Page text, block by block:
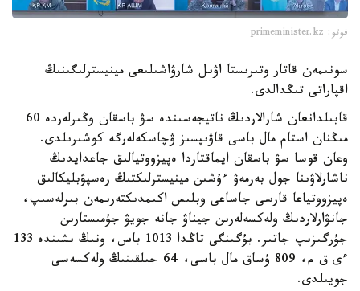
فوتو: primeminister.kz
سونىمەن قاتار وتىرىستا اۋىل شارۋاشىلىعى مينيسترلىگىنىڭ
اقپاراتى تىڭدالدى.
قابىلدانعان شارالاردىڭ ناتيجەسىندە سۋ باسقان وڭىرلەردە 60
مىڭنان استام مال باسى قاۋىپسىز ۋچاسكەلەرگە كوشىرىلدى.
وعان قوسا سۋ باسقان ايماقتاردا ەپيزووتيالىق جاعدايدىڭ
ناشارلاۋىنا جول بەرمەۋ ءۇشىن مينيسترلىكتىڭ رەسپۋبليكالىق
ەپيزووتياعا قارسى جاساعى وبلىس اكىمدىكتەرىمەن بىرلەسىپ،
جانۋارلاردىڭ ولەكسەلەرىن جيناۋ جانە جويۋ جۇمىستارىن
جۇرگىزىپ جاتىر. بۇگىنگى تاڭدا 1013 باس، ونىڭ ىشىندە 133
ءى ق م، 809 ۇساق مال باسى، 64 جىلقىنىڭ ولەكسەسى
جويىلدى.